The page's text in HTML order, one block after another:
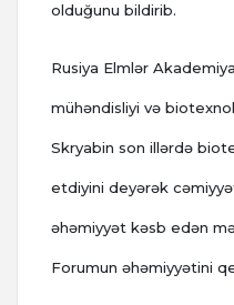
olduğunu bildirib.
Rusiya Elmlər
mühəndisliyi və
Skryabin son illərdə
etdiyini deyərək
əhəmiyyət kəsb edən
Forumun əhəmiyyətini